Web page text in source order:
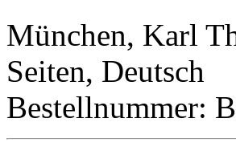
München, Karl
Seiten, Deutsch
Bestellnummer: